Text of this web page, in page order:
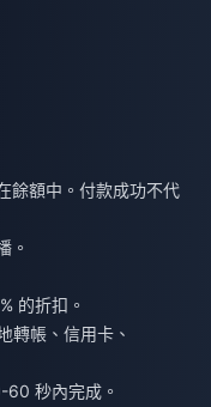
餘額中。付款成功不代
。
的折扣。
轉帳、信用卡、
秒內完成。